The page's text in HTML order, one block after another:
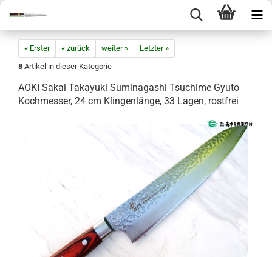
« Erster « zurück weiter »
Letzter »
8 Artikel in dieser Kategorie
AOKI Sakai Takayuki Suminagashi Tsuchime Gyuto
Kochmesser, 24 cm Klingenlänge, 33 Lagen, rostfrei